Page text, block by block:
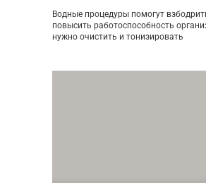
Водные процедуры помогут
повысить работоспособность
нужно очистить и тонизировать